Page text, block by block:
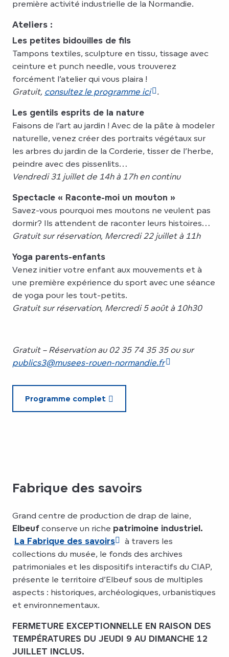
première activité industrielle de la Normandie.
Ateliers :
Les petites bidouilles de fils
Tampons textiles, sculpture en tissu, tissage avec
ceinture et punch needle, vous trouverez
forcément l’atelier qui vous plaira !
Gratuit, consultez le programme ici .
Les gentils esprits de la nature
Faisons de l’art au jardin ! Avec de la pâte à modeler
naturelle, venez créer des portraits végétaux sur
les arbres du jardin de la Corderie, tisser de l’herbe,
peindre avec des pissenlits…
Vendredi 31 juillet de 14h à 17h en continu
Spectacle « Raconte-moi un mouton »
Savez-vous pourquoi mes moutons ne veulent pas
dormir? Ils attendent de raconter leurs histoires…
Gratuit sur réservation, Mercredi 22 juillet à 11h
Yoga parents-enfants
Venez initier votre enfant aux mouvements et à
une première expérience du sport avec une séance
de yoga pour les tout-petits.
Gratuit sur réservation, Mercredi 5 août à 10h30
Gratuit – Réservation au 02 35 74 35 35 ou sur
publics3@musees-rouen-normandie.fr
Programme complet
Fabrique des savoirs
Grand centre de production de drap de laine,
Elbeuf conserve un riche patrimoine industriel.
La Fabrique des savoirs
à travers les
collections du musée, le fonds des archives
patrimoniales et les dispositifs interactifs du CIAP,
présente le territoire d’Elbeuf sous de multiples
aspects : historiques, archéologiques, urbanistiques
et environnementaux.
FERMETURE EXCEPTIONNELLE EN RAISON DES
TEMPÉRATURES DU JEUDI 9 AU DIMANCHE 12
JUILLET INCLUS.